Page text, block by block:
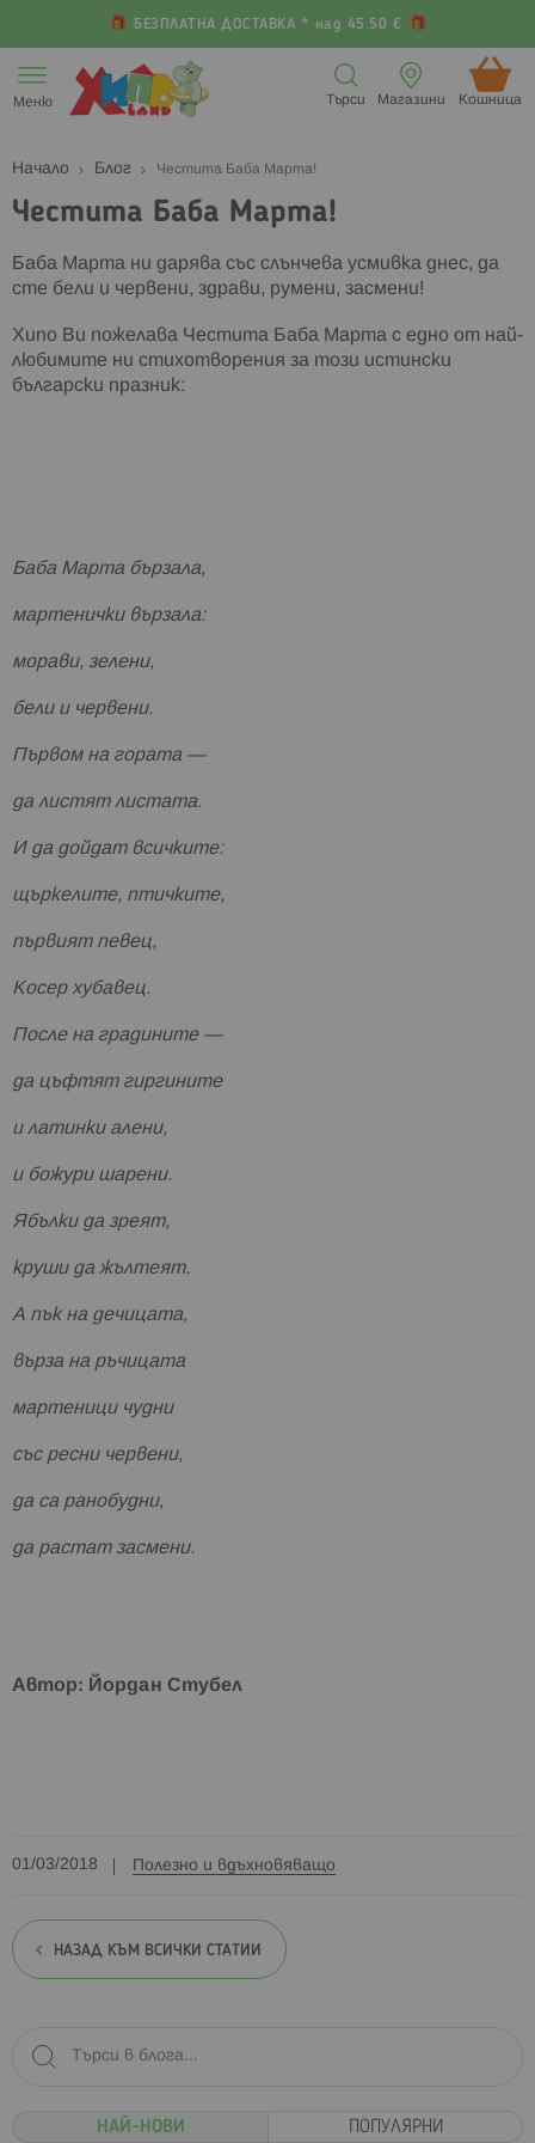
БЕЗПЛАТНА ДОСТАВКА * над 45.50 €
към
съдържанието
Меню Кошница (
Магазини
Търси
Начало Блог Честита Баба Марта!
Честита Баба Марта!
Баба Марта ни дарява със слънчева усмивка днес, да
сте бели и червени, здрави, румени, засмени!
Хипо Ви пожелава Честита Баба Марта с едно от най-
любимите ни стихотворения за този истински
български празник:
Баба Марта бързала,
мартенички вързала:
морави, зелени,
бели и червени.
Първом на гората —
да листят листата.
И да дойдат всичките:
щъркелите, птичките,
първият певец,
Косер хубавец.
После на градините —
да цъфтят гиргините
и латинки алени,
и божури шарени.
Ябълки да зреят,
круши да жълтеят.
А пък на дечицата,
върза на ръчицата
мартеници чудни
със ресни червени,
да са ранобудни,
да растат засмени.
Автор: Йордан Стубел
01/03/2018 Полезно и вдъхновяващо
НАЗАД КЪМ ВСИЧКИ СТАТИИ
НАЙ-НОВИ ПОПУЛЯРНИ